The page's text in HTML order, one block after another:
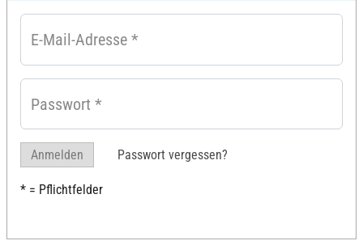
E-Mail-Adresse *
Passwort *
Anmelden Passwort vergessen?
* = Pflichtfelder